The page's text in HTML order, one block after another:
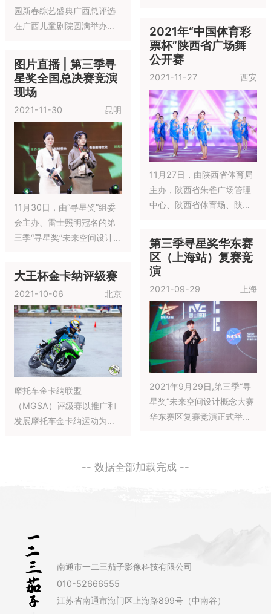
园新春综艺盛典广西总评选
在广西儿童剧院圆满举办，
队创作资源的整合，带动了
人才队伍的建设与优化，对
强有力地打造文艺精品，促
进基层创作能力等有着十分
重要的意义。
图片直播 | 第三季寻
星奖全国总决赛竞演
现场
2021-11-30 昆明
11月30日，由“寻星奖”组委
会主办、雷士照明冠名的第
三季“寻星奖”未来空间设计概
过层层选拔与激烈角逐，
《荧光下的启示-福岛污水处
理塔》与《MFTC未来火星
游客中心概念设计》两组作
品分别获得第三季“寻星奖”全
国总决赛职业组、学生组冠
军。
大王杯金卡纳评级赛
2021-10-06 北京
摩托车金卡纳联盟
（MGSA）评级赛以推广和
发展摩托车金卡纳运动为目
乐部接力举办专业评级赛，
赛”，在北京顺义区举办。
西区组委会主席，亲临现
场、给获奖小选手和机构老
师颁奖，为小舞者们加油打
气、给予力量，鼓励小荷少
年们在学习舞蹈和才艺的道
路上不忘学习初心、不断前
进，只有用心才能跳好舞
蹈，只有坚持才能获得长足
的进步。
2021年“中国体育彩
票杯”陕西省广场舞
公开赛
2021-11-27 西安
11月27日，由陕西省体育局
主办，陕西省朱雀广场管理
中心、陕西省体育场、陕西
省社会体育运动发展中心、
碑林区文化和旅游体育局共
同承办的2021年“中国体育
彩票杯”陕西省广场舞公开赛
在省体育场篮球馆举行，经
过前期的选拔，共27支队伍
500位健身爱好者入围参加
此次公开赛。
第三季寻星奖华东赛
区（上海站）复赛竞
演
2021-09-29 上海
2021年9月29日,第三季“寻
星奖”未来空间设计概念大赛
华东赛区复赛竞演正式举办,
赛开始,中国建筑装饰协会建
区复赛竞演正式开始。
-- 数据全部加载完成 --
南通市一二三茄子影像科技有限公司
010-52666555
江苏省南通市海门区上海路899号（中南谷）